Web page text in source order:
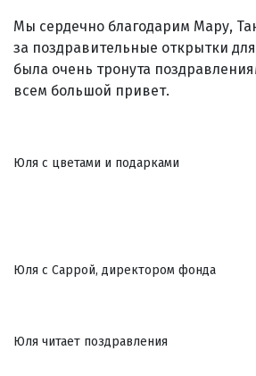
Мы сердечно благодарим Мару,
за поздравительные открытки
была очень тронута
всем большой привет.
Юля с цветами и подарками
Юля с Саррой, директором фонда
Юля читает поздравления